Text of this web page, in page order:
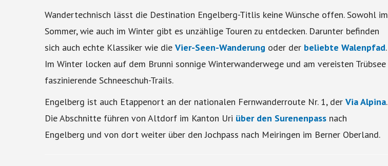
Wandertechnisch lässt die Destination Engelberg-Titlis keine Wünsche offen. Sowohl im
Sommer, wie auch im Winter gibt es unzählige Touren zu entdecken. Darunter befinden
sich auch echte Klassiker wie die Vier-Seen-Wanderung oder der beliebte Walenpfad.
Im Winter locken auf dem Brunni sonnige Winterwanderwege und am vereisten Trübsee
faszinierende Schneeschuh-Trails.
Engelberg ist auch Etappenort an der nationalen Fernwanderroute Nr. 1, der Via Alpina.
Die Abschnitte führen von Altdorf im Kanton Uri über den Surenenpass nach
Engelberg und von dort weiter über den Jochpass nach Meiringen im Berner Oberland.